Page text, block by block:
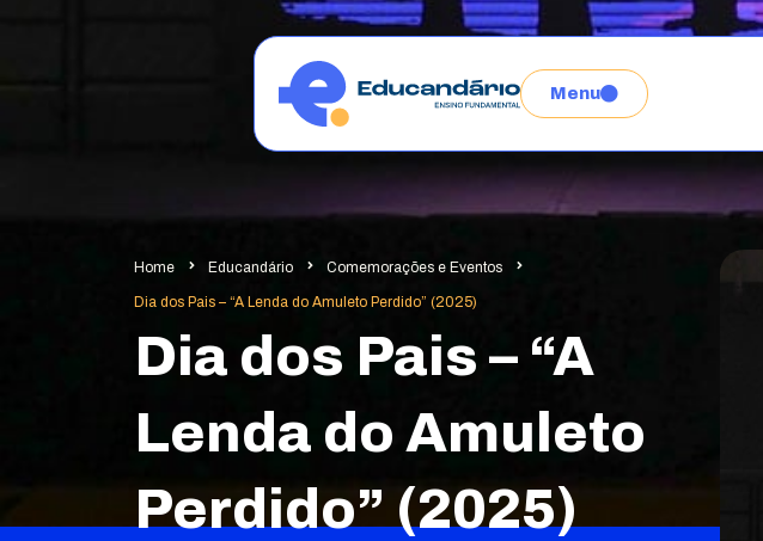
Menu
Home Educandário Comemorações e Eventos
Dia dos Pais – “A Lenda do Amuleto Perdido” (2025)
Dia dos Pais – “A
Lenda do Amuleto
Perdido” (2025)